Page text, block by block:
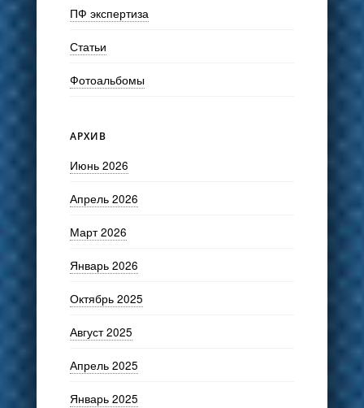
ПФ экспертиза
Статьи
Фотоальбомы
АРХИВ
Июнь 2026
Апрель 2026
Март 2026
Январь 2026
Октябрь 2025
Август 2025
Апрель 2025
Январь 2025